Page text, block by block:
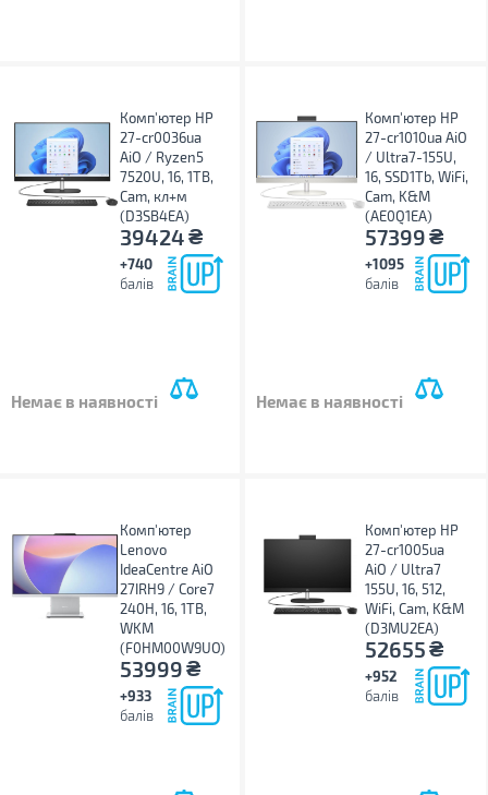
Комп'ютер HP
27-cr0036ua
AiO / Ryzen5
7520U, 16, 1TB,
Cam, кл+м
(D3SB4EA)
39424₴
+740
балів
Немає в наявності
Комп'ютер HP
27-cr1010ua AiO
/ Ultra7-155U,
16, SSD1Tb, WiFi,
Cam, K&M
(AE0Q1EA)
57399₴
+1095
балів
Немає в наявності
Комп'ютер
Lenovo
IdeaCentre AiO
27IRH9 / Core7
240H, 16, 1TB,
WKM
(F0HM00W9UO)
53999₴
+933
балів
Комп'ютер HP
27-cr1005ua
AiO / Ultra7
155U, 16, 512,
WiFi, Cam, K&M
(D3MU2EA)
52655₴
+952
балів